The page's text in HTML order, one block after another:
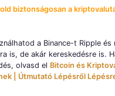
biztonságosan a
a Binance-t Ripple és
is, de akár kereskedésre is.
olvasd el Bitcoin és
| Útmutató Lépésről